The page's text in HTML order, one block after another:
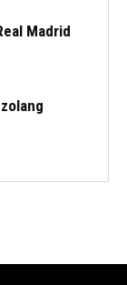
Madrid